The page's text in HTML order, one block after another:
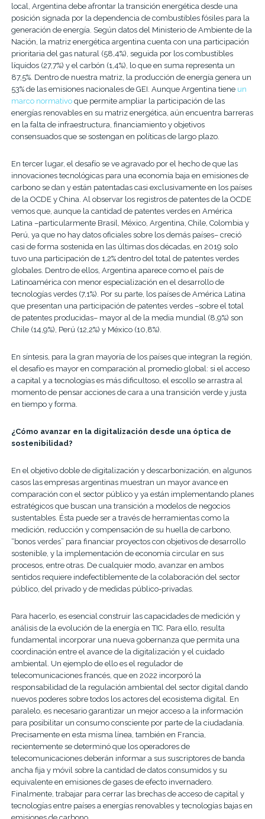
local, Argentina debe afrontar la transición energética desde una
posición signada por la dependencia de combustibles fósiles para la
generación de energía. Según datos del Ministerio de Ambiente de la
Nación, la matriz energética argentina cuenta con una participación
prioritaria del gas natural (58,4%), seguida por los combustibles
líquidos (27,7%) y el carbón (1,4%), lo que en suma representa un
87,5%. Dentro de nuestra matriz, la producción de energía genera un
53% de las emisiones nacionales de GEI. Aunque Argentina tiene un
marco normativoque permite ampliar la participación de las
energías renovables en su matriz energética, aún encuentra barreras
en la falta de infraestructura, financiamiento y objetivos
consensuados que se sostengan en políticas de largo plazo.
En tercer lugar, el desafío se ve agravado por el hecho de que las
innovaciones tecnológicas para una economía baja en emisiones de
carbono se dan y están patentadas casi exclusivamente en los países
de la OCDE y China. Al observar los registros de patentes de la OCDE
vemos que, aunque la cantidad de patentes verdes en América
Latina –particularmente Brasil, México, Argentina, Chile, Colombia y
Perú, ya que no hay datos oficiales sobre los demás países–creció
casi de forma sostenida en las últimas dos décadas, en 2019 solo
tuvo una participación de 1,2% dentro del total de patentes verdes
globales. Dentro de ellos, Argentina aparece como el país de
Latinoamérica con menor especialización en el desarrollo de
tecnologías verdes (7,1%). Por su parte, los países de América Latina
que presentan una participación de patentes verdes –sobre el total
de patentes producidas– mayor al de la media mundial (8,9%) son
Chile (14,9%), Perú (12,2%) y México (10,8%).
En síntesis, para la gran mayoría de los países que integran la región,
el desafío es mayor en comparación al promedio global: si el acceso
a capital y a tecnologías es más dificultoso, el escollo se arrastra al
momento de pensar acciones de cara a una transición verde y justa
en tiempo y forma.
¿Cómo avanzar en la digitalización desde una óptica de
sostenibilidad?
En el objetivo doble de digitalización y descarbonización, en algunos
casos las empresas argentinas muestran un mayor avance en
comparación con el sector público y ya están implementando planes
estratégicos que buscan una transición a modelos de negocios
sustentables. Ésta puede sera través de herramientas como la
medición, reducción y compensación de su huella de carbono,
“bonos verdes” para financiar proyectos con objetivos de desarrollo
sostenible, y la implementación de economía circular en sus
procesos, entre otras. De cualquier modo, avanzar en ambos
sentidos requiere indefectiblemente de la colaboración del sector
público, del privado y de medidas público-privadas.
Para hacerlo, es esencial construir las capacidades de medición y
análisis de la evolución de la energía en TIC. Para ello, resulta
fundamental incorporar una nueva gobernanza que permita una
coordinación entre el avance de la digitalización y el cuidado
ambiental. Un ejemplo de ello es el regulador de
telecomunicaciones francés, que en 2022 incorporó la
responsabilidad de la regulación ambiental del sector digital dando
nuevos poderes sobre todos los actores del ecosistema digital. En
paralelo, es necesario garantizar un mejor acceso a la información
para posibilitar un consumo consciente por parte de la ciudadanía.
Precisamente en esta misma línea, también en Francia,
recientemente se determinó que los operadores de
telecomunicaciones deberán informar a sus suscriptores de banda
ancha fija y móvil sobre la cantidad de datos consumidos y su
equivalente en emisiones de gases de efecto invernadero.
Finalmente, trabajar para cerrar las brechas de acceso de capital y
tecnologías entre países a energías renovables y tecnologías bajas en